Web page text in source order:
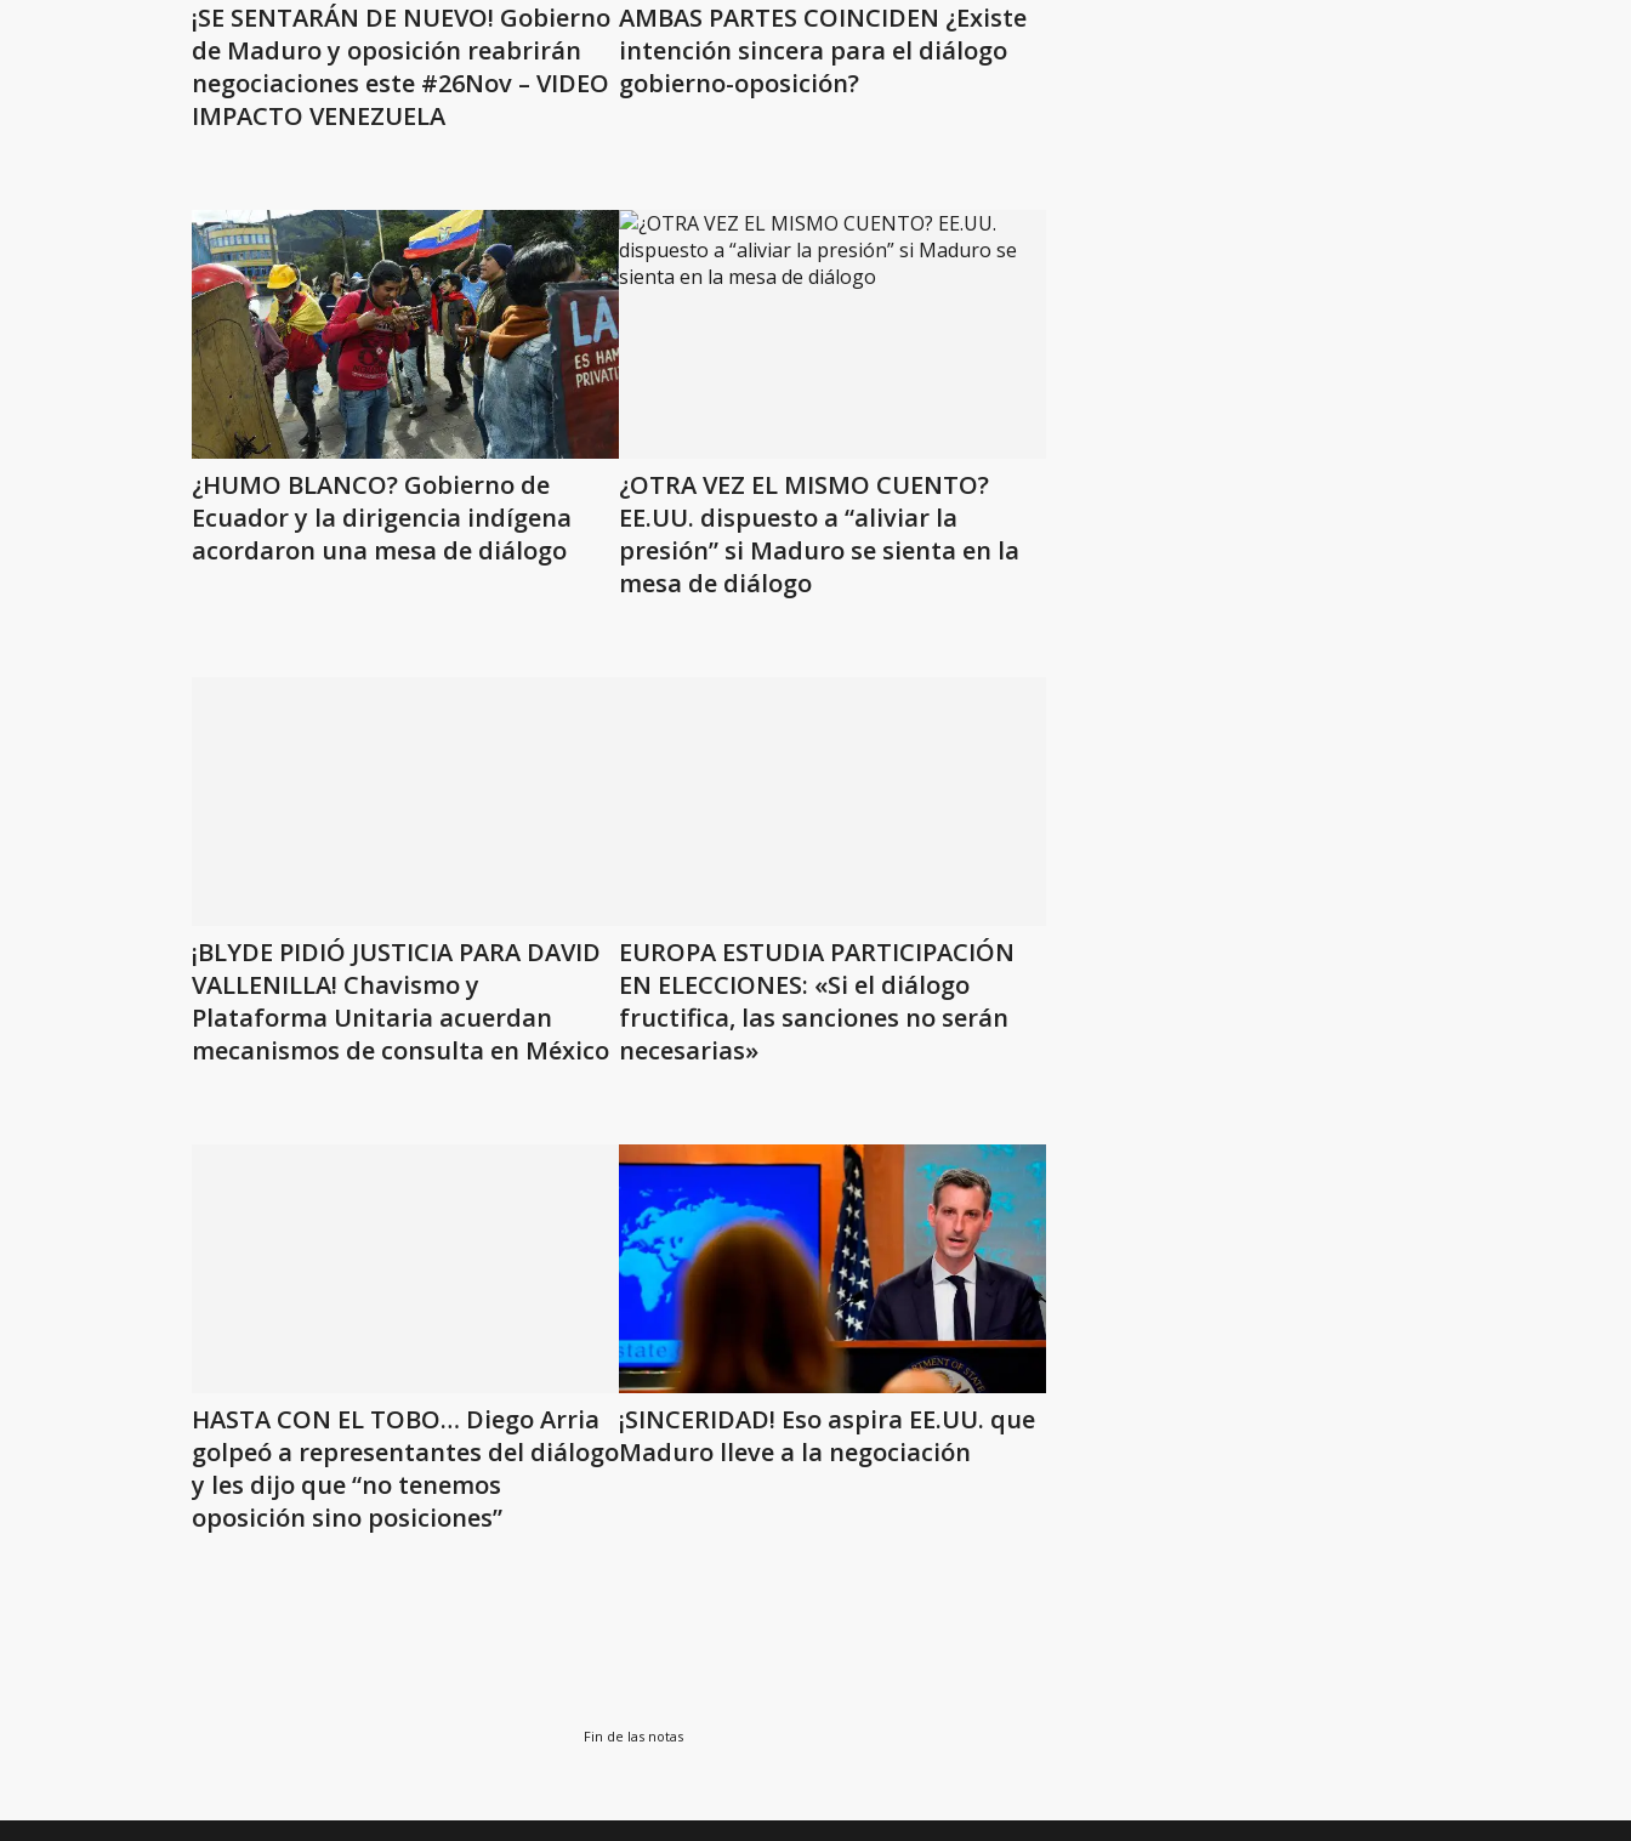
¡SE SENTARÁN DE NUEVO! Gobierno
de Maduro y oposición reabrirán
negociaciones este #26Nov – VIDEO
IMPACTO VENEZUELA
AMBAS PARTES COINCIDEN ¿Existe
intención sincera para el diálogo
gobierno-oposición?
¿HUMO BLANCO? Gobierno de
Ecuador y la dirigencia indígena
acordaron una mesa de diálogo
¿OTRA VEZ EL MISMO CUENTO?
EE.UU. dispuesto a “aliviar la
presión” si Maduro se sienta en la
mesa de diálogo
¡BLYDE PIDIÓ JUSTICIA PARA DAVID
VALLENILLA! Chavismo y
Plataforma Unitaria acuerdan
mecanismos de consulta en México
EUROPA ESTUDIA PARTICIPACIÓN
EN ELECCIONES: «Si el diálogo
fructifica, las sanciones no serán
necesarias»
HASTA CON EL TOBO… Diego Arria
golpeó a representantes del diálogo
y les dijo que “no tenemos
oposición sino posiciones”
¡SINCERIDAD! Eso aspira EE.UU. que
Maduro lleve a la negociación
Fin de las notas